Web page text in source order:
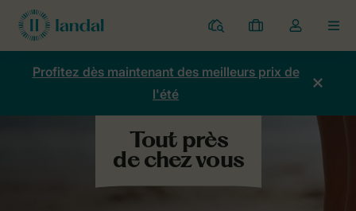
Parcs
Mes
réservations
Toggle
the
my
account
Profitez dès maintenant des meilleurs prix de
l'été